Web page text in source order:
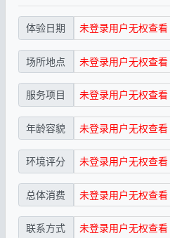
体验日期 未登录用户无权查看
场所地点 未登录用户无权查看
服务项目 未登录用户无权查看
年龄容貌 未登录用户无权查看
环境评分 未登录用户无权查看
总体消费 未登录用户无权查看
联系方式 未登录用户无权查看